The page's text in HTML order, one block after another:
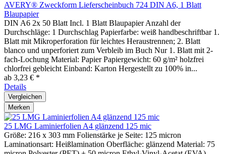
AVERY® Zweckform Lieferscheinbuch 724 DIN A6, 1 Blatt
Blaupapier
DIN A6 2x 50 Blatt Incl. 1 Blatt Blaupapier Anzahl der
Durchschläge: 1 Durchschlag Papierfarbe: weiß handbeschriftbar 1.
Blatt mit Mikroperforation für leichtes Heraustrennen; 2. Blatt
blanco und unperforiert zum Verbleib im Buch Nur 1. Blatt mit 2-
fach-Lochung Material: Papier Papiergewicht: 60 g/m² holzfrei
chlorfrei gebleicht Einband: Karton Hergestellt zu 100% in...
ab 3,23 € *
Details
Vergleichen
Merken
25 LMG Laminierfolien A4 glänzend 125 mic
Größe: 216 x 303 mm Folienstärke je Seite: 125 micron
Laminationsart: Heißlamination Oberfläche: glänzend Material: 75